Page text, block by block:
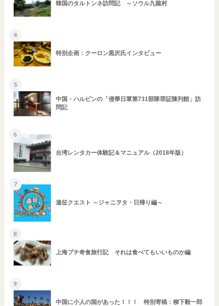
韓国のタルトンネ訪問記 ～ソウル九龍村
4
特別企画：クーロン黒沢氏インタビュー
5
中国・ハルビンの「侵華日軍第731部隊罪証陳列館」訪
問記
6
台湾レンタカー体験記＆マニュアル（2018年版）
7
遠征クエスト ～ジャニヲタ・日帰り編～
8
上海プチ奇食旅行記 それは食べてもいいものか編
9
中国に小人の国があった！！！ 特別寄稿：柳下毅一郎